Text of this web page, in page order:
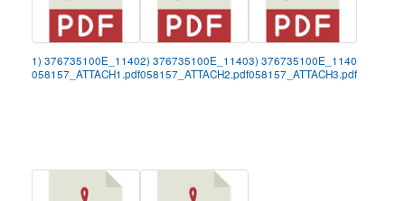
1) 376735100E_1140
058157_ATTACH1.pdf
2) 376735100E_1140
058157_ATTACH2.pdf
3) 376735100E_1140
058157_ATTACH3.pdf